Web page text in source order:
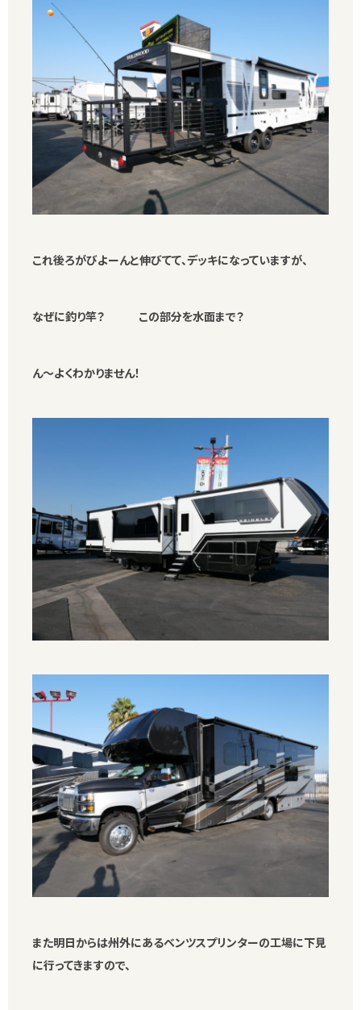
これ後ろがびよーんと伸びてて、デッキになっていますが、
なぜに釣り竿？ この部分を水面まで？
ん～よくわかりません！
また明日からは州外にあるベンツスプリンターの工場に下見
に行ってきますので、